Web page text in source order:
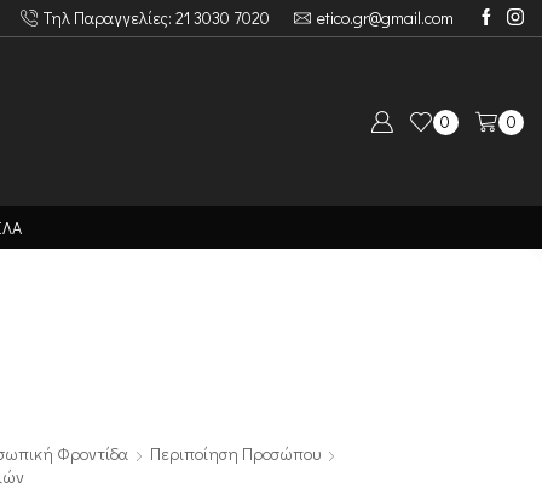
Τηλ Παραγγελίες: 21 3030 7020 etico.gr@gmail.com
0 0
Φροντίδα
Περιποίηση Προσώπου